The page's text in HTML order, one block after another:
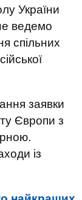
України
ведемо
спільних
заявки
Європи з
із